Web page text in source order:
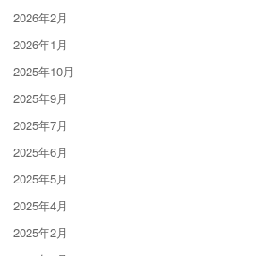
2026年2月
2026年1月
2025年10月
2025年9月
2025年7月
2025年6月
2025年5月
2025年4月
2025年2月